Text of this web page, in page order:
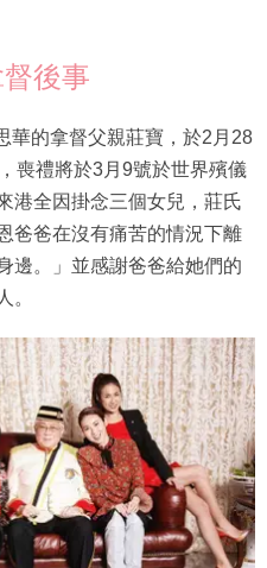
後事
華的拿督父親莊寶，於2月28
喪禮將於3月9號於世界殯儀
港全因掛念三個女兒，莊氏
爸爸在沒有痛苦的情況下離
邊。」並感謝爸爸給她們的
。